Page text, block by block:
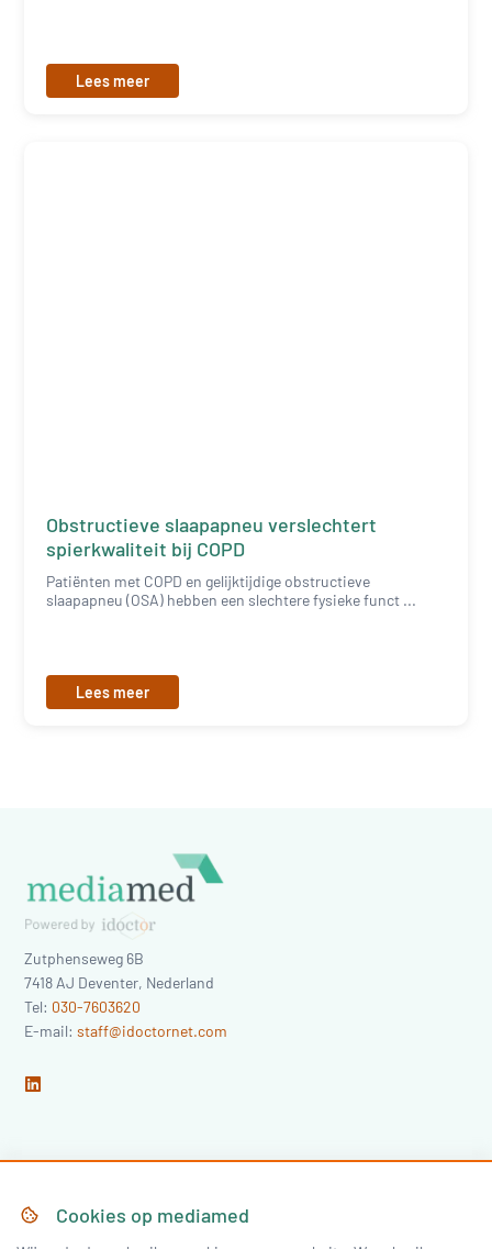
Lees meer
Obstructieve slaapapneu verslechtert
spierkwaliteit bij COPD
Patiënten met COPD en gelijktijdige obstructieve
slaapapneu (OSA) hebben een slechtere fysieke funct ...
Lees meer
Zutphenseweg 6B
7418 AJ Deventer, Nederland
Tel: 030-7603620
E-mail:staff@idoctornet.com
HomeCookies op mediamed